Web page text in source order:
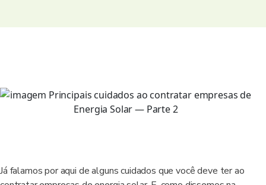
Já falamos por aqui de alguns cuidados que você deve ter ao